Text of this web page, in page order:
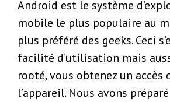
Android est le système
mobile le plus populaire au
plus préféré des geeks. Ceci
facilité d’utilisation mais
rooté, vous obtenez un accès
l’appareil. Nous avons